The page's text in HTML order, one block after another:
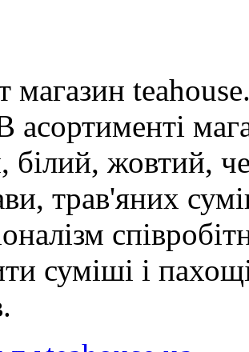
магазин
асортименті
білий, жовтий,
трав'яних
суміші і